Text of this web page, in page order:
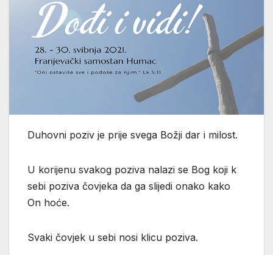
Duhovni poziv je prije svega Božji dar i milost.
U korijenu svakog poziva nalazi se Bog koji k
sebi poziva čovjeka da ga slijedi onako kako
On hoće.
Svaki čovjek u sebi nosi klicu poziva.